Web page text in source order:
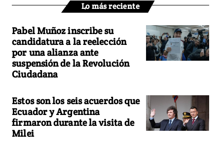
Lo más reciente
Pabel Muñoz inscribe su
candidatura a la reelección
por una alianza ante
suspensión de la Revolución
Ciudadana
Estos son los seis acuerdos que
Ecuador y Argentina
firmaron durante la visita de
Milei